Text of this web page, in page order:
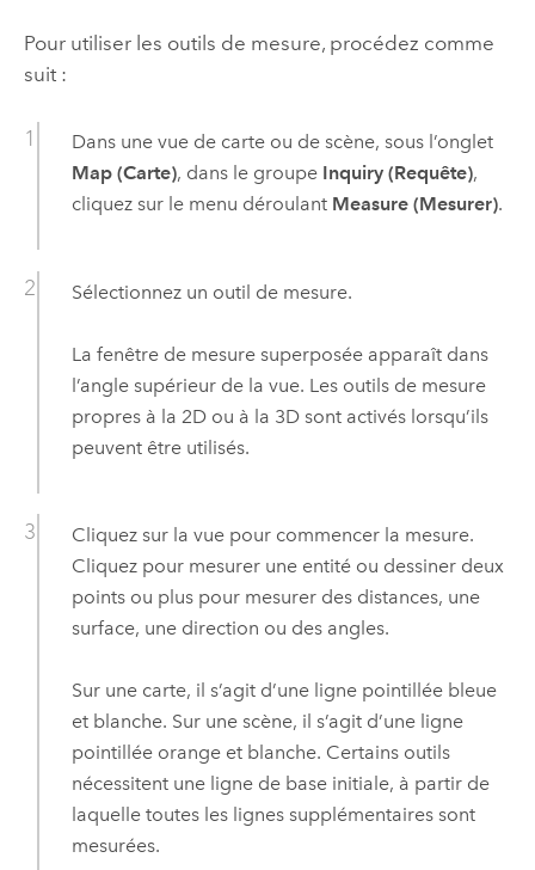
Pour utiliser les outils de mesure, procédez comme
suit :
Dans une vue de carte ou de scène, sous l’onglet
Map (Carte), dans le groupe Inquiry (Requête),
cliquez sur le menu déroulant Measure (Mesurer).
Sélectionnez un outil de mesure.
La fenêtre de mesure superposée apparaît dans
l’angle supérieur de la vue. Les outils de mesure
propres à la 2D ou à la 3D sont activés lorsqu’ils
peuvent être utilisés.
Cliquez sur la vue pour commencer la mesure.
Cliquez pour mesurer une entité ou dessiner deux
points ou plus pour mesurer des distances, une
surface, une direction ou des angles.
Sur une carte, il s’agit d’une ligne pointillée bleue
et blanche. Sur une scène, il s’agit d’une ligne
pointillée orange et blanche. Certains outils
nécessitent une ligne de base initiale, à partir de
laquelle toutes les lignes supplémentaires sont
mesurées.